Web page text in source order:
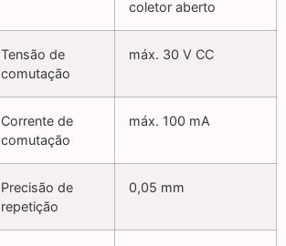
coletor aberto
Tensão de
comutação
máx. 30 V CC
Corrente de
comutação
máx. 100 mA
Precisão de
repetição
0,05 mm